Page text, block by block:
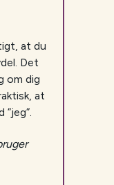
at du
Det
om dig
at